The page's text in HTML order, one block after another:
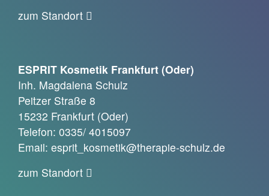
zum Standort
ESPRIT Kosmetik Frankfurt (Oder)
Inh. Magdalena Schulz
Peitzer Straße 8
15232 Frankfurt (Oder)
Telefon: 0335/ 4015097
Email: esprit_kosmetik@therapie-schulz.de
zum Standort